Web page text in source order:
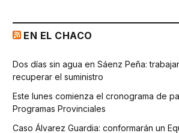
EN EL CHACO
Dos días sin agua en Sáenz Peña:
recuperar el suministro
Este lunes comienza el cronograma de
Programas Provinciales
Caso Álvarez Guardia: conformarán un